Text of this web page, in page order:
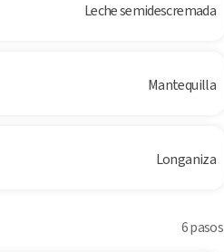
Leche semidescremada
Mantequilla
Longaniza
6 pasos